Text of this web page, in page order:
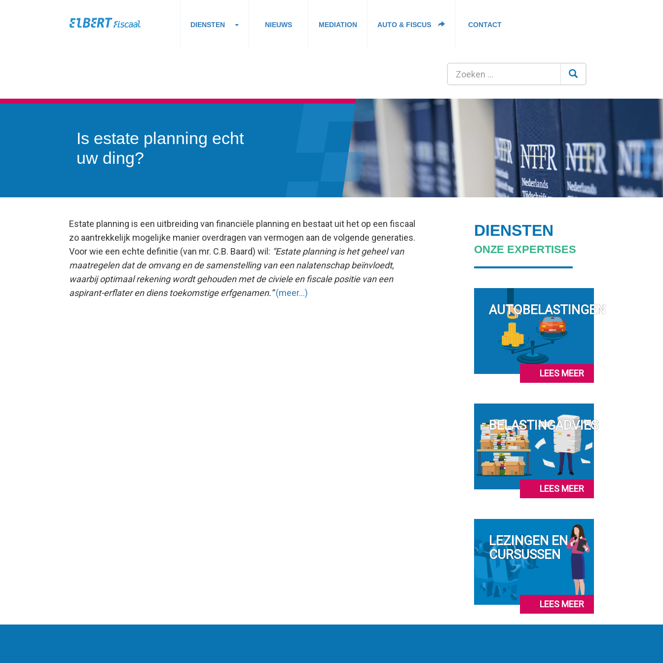
DIENSTEN NIEUWS MEDIATION AUTO & FISCUS CONTACT
Is estate planning echt
uw ding?
Estate planning is een uitbreiding van financiële planning en bestaat uit het op een fiscaal
zo aantrekkelijk mogelijke manier overdragen van vermogen aan de volgende generaties.
Voor wie een echte definitie (van mr. C.B. Baard) wil: “Estate planning is het geheel van
maatregelen dat de omvang en de samenstelling van een nalatenschap beïnvloedt,
waarbij optimaal rekening wordt gehouden met de civiele en fiscale positie van een
aspirant-erflater en diens toekomstige erfgenamen.” (meer…)
DIENSTEN
ONZE EXPERTISES
AUTOBELASTINGEN
LEES MEER
BELASTINGADVIES
LEES MEER
LEZINGEN EN
CURSUSSEN
LEES MEER